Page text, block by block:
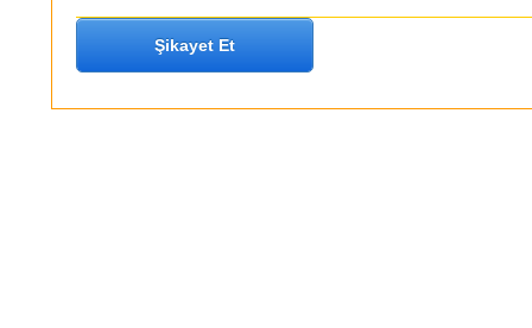
Şikayet Et